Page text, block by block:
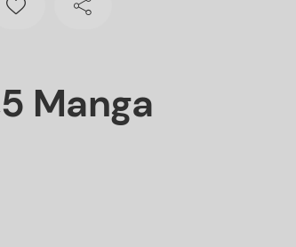
Manga